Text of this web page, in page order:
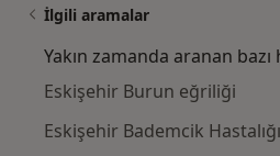
İlgili aramalar
Yakın zamanda aranan bazı
Eskişehir Burun eğriliği
Eskişehir Bademcik Hastalığı